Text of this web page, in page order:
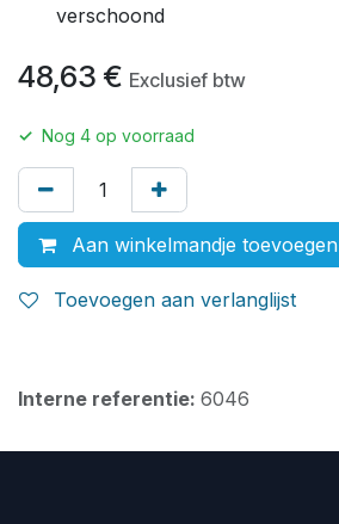
verschoond
48,63 € Exclusief btw
✓ Nog 4 op voorraad
Aan winkelmandje toevoegen
Toevoegen aan verlanglijst
Interne referentie: 6046